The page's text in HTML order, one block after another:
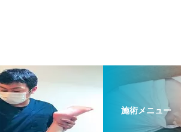
施術メニュー